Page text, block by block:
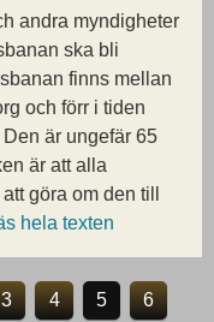
andra myndigheter
ska bli
finns mellan
och förr i tiden
är ungefär 65
är att alla
göra om den till
hela texten
3 4 5 6